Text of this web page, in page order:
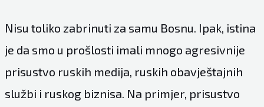
Nisu toliko zabrinuti za samu Bosnu. Ipak, istina
je da smo u prošlosti imali mnogo agresivnije
prisustvo ruskih medija, ruskih obavještajnih
službi i ruskog biznisa. Na primjer, prisustvo